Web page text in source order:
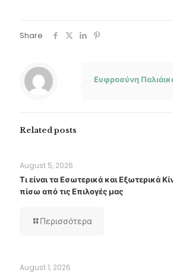
Share
Ευφροσύνη
Related posts
August 5, 2026
Τι είναι τα Εσωτερικά και Εξωτερικά
πίσω από τις Επιλογές μας
Περισσότερα
August 1, 2026